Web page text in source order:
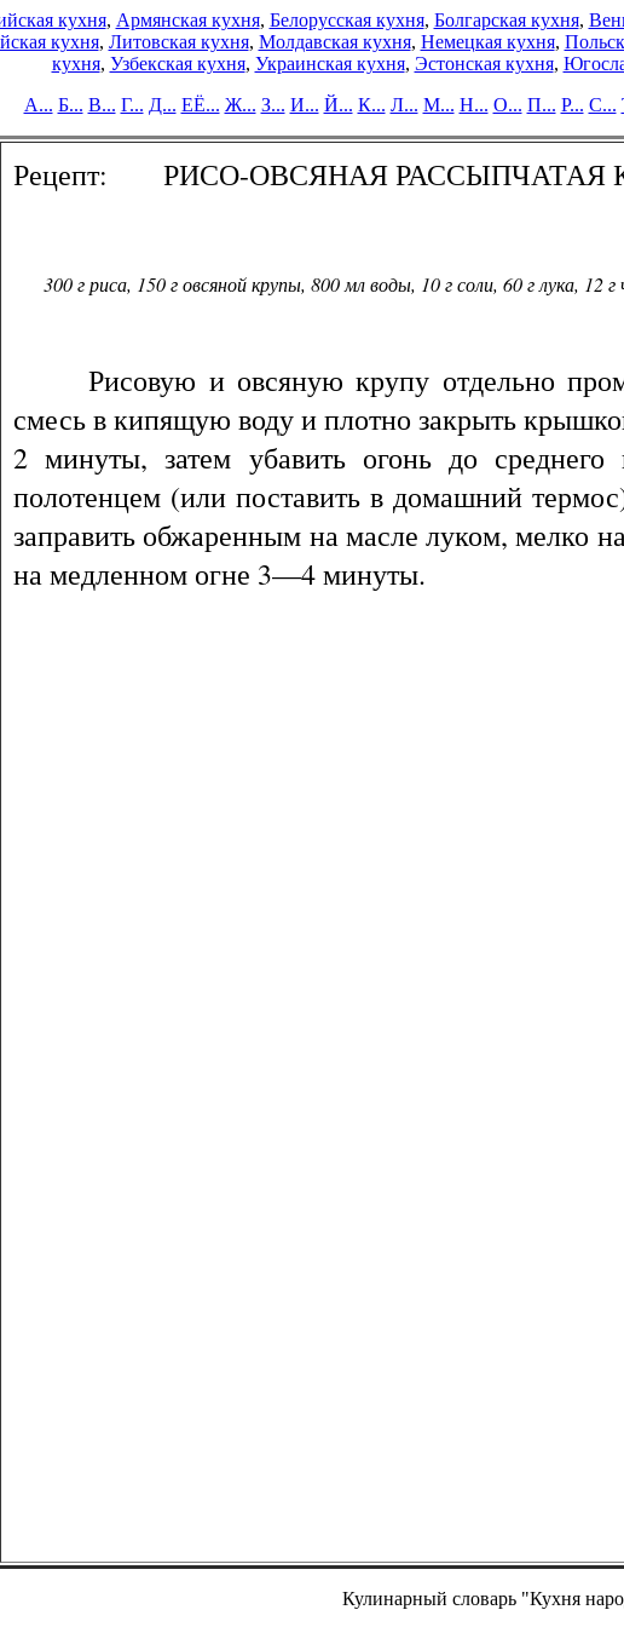
кухня, Армянская кухня, Белорусская кухня, Болгарская кухня,
кухня, Литовская кухня, Молдавская кухня, Немецкая кухня,
кухня, Узбекская кухня, Украинская кухня, Эстонская кухня,
А... Б... В... Г... Д... ЕЁ... Ж... З... И... Й... К... Л... М... Н... О... П... Р... С...
Рецепт: РИСО-ОВСЯНАЯ РАССЫПЧАТАЯ
300 г риса, 150 г овсяной крупы, 800 мл воды, 10 г соли, 60 г лука, 12 г
Рисовую и овсяную крупу отдельно
смесь в кипящую воду и плотно закрыть
2 минуты, затем убавить огонь до
полотенцем (или поставить в домашний
заправить обжаренным на масле луком, мелко
на медленном огне 3—4 минуты.
Кулинарный словарь "Кухня